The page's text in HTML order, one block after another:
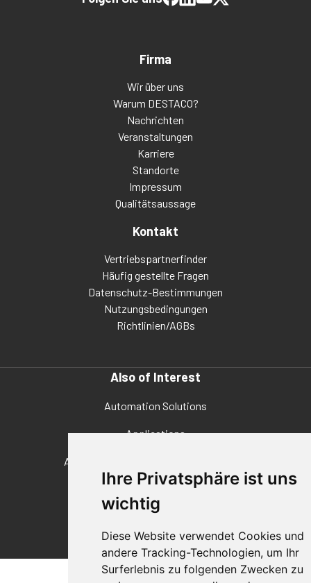
Ihre Privatsphäre ist uns
wichtig
Diese Website verwendet Cookies und
andere Tracking-Technologien, um Ihr
Surferlebnis zu folgenden Zwecken zu
Firma
Wir über uns
Warum DESTACO?
Nachrichten
Veranstaltungen
Karriere
Standorte
Impressum
Qualitätsaussage
Kontakt
Vertriebspartnerfinder
Häufig gestellte Fragen
Datenschutz-Bestimmungen
Nutzungsbedingungen
Richtlinien/AGBs
Also of Interest
Automation Solutions
Applications
Aerospace Solutions For Manufacturing
© 2026 DESTACO,